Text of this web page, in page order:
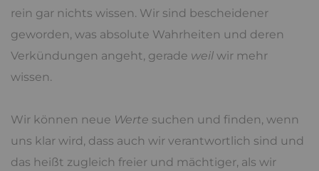
rein gar nichts wissen. Wir sind bescheidener
geworden, was absolute Wahrheiten und deren
Verkündungen angeht, gerade weil wir mehr
wissen.
Wir können neue Werte suchen und finden, wenn
uns klar wird, dass auch wir verantwortlich sind und
das heißt zugleich freier und mächtiger, als wir